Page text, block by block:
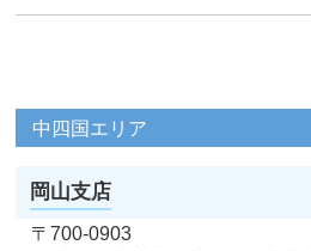
中四国エリア
岡山支店
〒700-0903